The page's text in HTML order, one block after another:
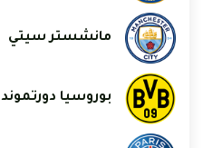
مانشستر سيتي
بوروسيا دورتموند